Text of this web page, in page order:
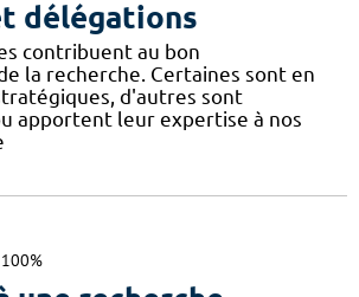
délégations
contribuent au bon
la recherche. Certaines sont en
d'autres sont
apportent leur expertise à nos
100%